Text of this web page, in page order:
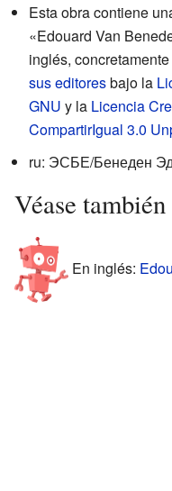
Esta obra contiene
«Edouard Van
inglés,
sus editoresbajo la
GNU y la Licencia
CompartirIgual 3.0
ru: ЭСБЕ/Бенеден
Véase también
En inglés: